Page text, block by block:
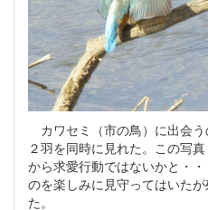
カワセミ（市の鳥）に出会
２羽を同時に見れた。この写
から求愛行動ではないかと・
のを楽しみに見守ってはいた
た。